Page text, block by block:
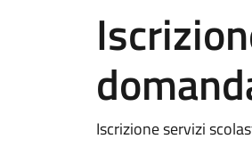
Iscrizione servizi